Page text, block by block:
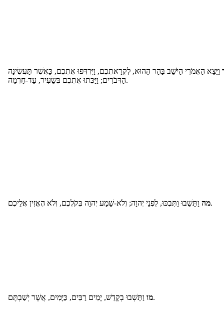
וַיֵּצֵא הָאֱמֹרִי הַיֹּשֵׁב בָּהָר הַהוּא, לִקְרַאתְכֶם, וַיִּרְדְּפוּ אֶתְכֶם, כַּאֲשֶׁר תַּעֲשֶׂינָה
הַדְּבֹרִים; וַיַּכְּתוּ אֶתְכֶם בְּשֵׂעִיר, עַד-חָרְמָה.
מהוַתָּשֻׁבוּ וַתִּבְכּוּ, לִפְנֵי יְהוָה; וְלֹא-שָׁמַע יְהוָה בְּקֹלְכֶם, וְלֹא הֶאֱזִין אֲלֵיכֶם.
מווַתֵּשְׁבוּ בְקָדֵשׁ, יָמִים רַבִּים, כַּיָּמִים, אֲשֶׁר יְשַׁבְתֶּם.